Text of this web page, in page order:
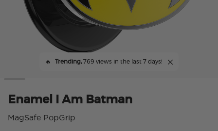
🔥 Trending,769 views in the last 7 days!
Enamel I Am Batman
MagSafe PopGrip